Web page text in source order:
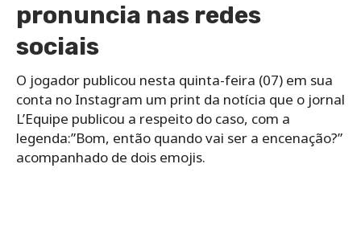
pronuncia nas redes
sociais
O jogador publicou nesta quinta-feira (07) em sua
conta no Instagram um print da notícia que o jornal
L’Equipe publicou a respeito do caso, com a
legenda:”Bom, então quando vai ser a encenação?”
acompanhado de dois emojis.